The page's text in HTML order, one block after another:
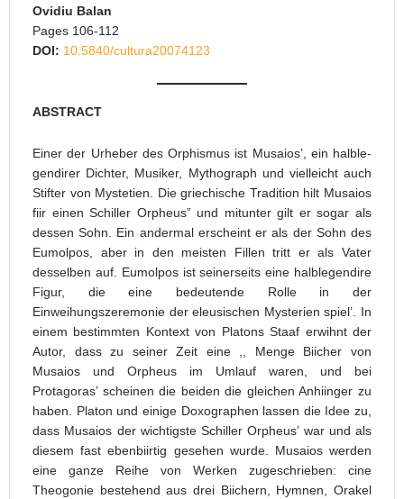
Ovidiu Balan
Pages 106-112
DOI: 10.5840/cultura20074123
ABSTRACT
Einer der Urheber des Orphismus ist Musaios’, ein halble-
gendirer Dichter, Musiker, Mythograph und vielleicht auch
Stifter von Mystetien. Die griechische Tradition hilt Musaios
fiir einen Schiller Orpheus” und mitunter gilt er sogar als
dessen Sohn. Ein andermal erscheint er als der Sohn des
Eumolpos, aber in den meisten Fillen tritt er als Vater
desselben auf. Eumolpos ist seinerseits eine halblegendire
Figur, die eine bedeutende Rolle in der
Einweihungszeremonie der eleusischen Mysterien spiel’. In
einem bestimmten Kontext von Platons Staaf erwihnt der
Autor, dass zu seiner Zeit eine ,, Menge Biicher von
Musaios und Orpheus im Umlauf waren, und bei
Protagoras’ scheinen die beiden die gleichen Anhiinger zu
haben. Platon und einige Doxographen lassen die Idee zu,
dass Musaios der wichtigste Schiller Orpheus’ war und als
diesem fast ebenbiirtig gesehen wurde. Musaios werden
eine ganze Reihe von Werken zugeschrieben: cine
Theogonie bestehend aus drei Biichern, Hymnen, Orakel